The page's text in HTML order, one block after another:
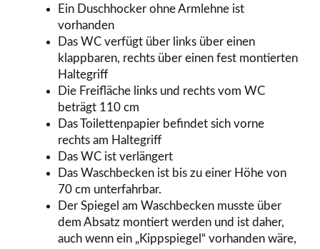
Ein Duschhocker ohne Armlehne ist
vorhanden
Das WC verfügt über links über einen
klappbaren, rechts über einen fest montierten
Haltegriff
Die Freifläche links und rechts vom WC
beträgt 110 cm
Das Toilettenpapier befindet sich vorne
rechts am Haltegriff
Das WC ist verlängert
Das Waschbecken ist bis zu einer Höhe von
70 cm unterfahrbar.
Der Spiegel am Waschbecken musste über
dem Absatz montiert werden und ist daher,
auch wenn ein „Kippspiegel“ vorhanden wäre,